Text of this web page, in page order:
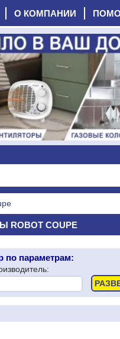
О КОМПАНИИ
ROBOT COUPE
по параметрам: